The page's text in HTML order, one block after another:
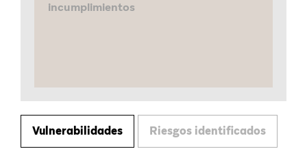
incumplimientos
Vulnerabilidades Riesgos identificados